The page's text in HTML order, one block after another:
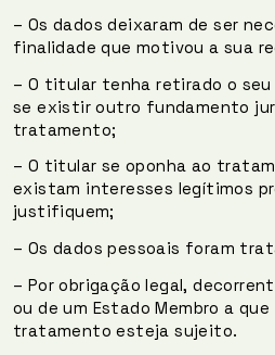
– Os dados deixaram de ser
finalidade que motivou a sua
– O titular tenha retirado o
se existir outro fundamento
tratamento;
– O titular se oponha ao
existam interesses legítimos
justifiquem;
– Os dados pessoais foram
– Por obrigação legal,
ou de um Estado Membro a
tratamento esteja sujeito.